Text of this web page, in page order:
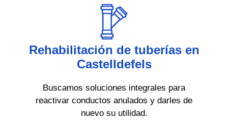
Rehabilitación de tuberías en
Castelldefels
Buscamos soluciones integrales para
reactivar conductos anulados y darles de
nuevo su utilidad.